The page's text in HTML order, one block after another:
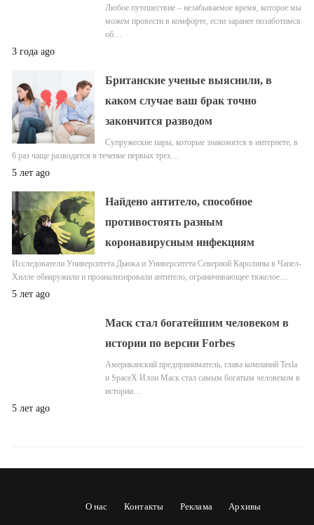
Любое путешествие – незабываемое время, которое мы
можем провести в комфорте, если заранее позаботимся
об…
3 года ago
Британские ученые выяснили, в
каком случае ваш брак точно
закончится разводом
Супружеские пары, которые знакомятся в интернете, в
6 раз чаще разводятся в течение первых трех…
5 лет ago
Найдено антитело, способное
противостоять разным
коронавирусным инфекциям
Исследователи Университета Дьюка и Университета Северной Каролины в Чапел-
Хилле обнаружили и проанализировали антитело, ограничивающее тяжелое…
5 лет ago
Маск стал богатейшим человеком в
истории по версии Forbes
Американский предприниматель, глава компаний Tesla
и SpaceX Илон Маск стал самым богатым человеком в
истории…
5 лет ago
О нас Контакты Реклама Архивы